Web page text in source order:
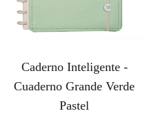
Caderno Inteligente -
Cuaderno Grande Verde
Pastel